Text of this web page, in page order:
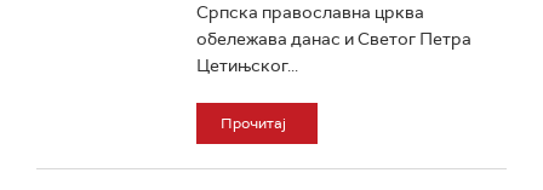
Српска православна црква
обележава данас и Светог Петра
Цетињског...
Прочитај